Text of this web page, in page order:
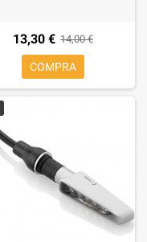
13,30 € 14,00 €
COMPRA